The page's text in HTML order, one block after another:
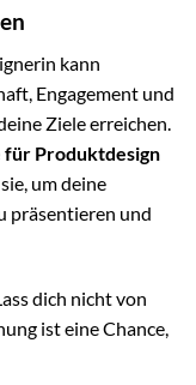
kann
Engagement und
Ziele erreichen.
für Produktdesign
um deine
präsentieren und
dich nicht von
ist eine Chance,